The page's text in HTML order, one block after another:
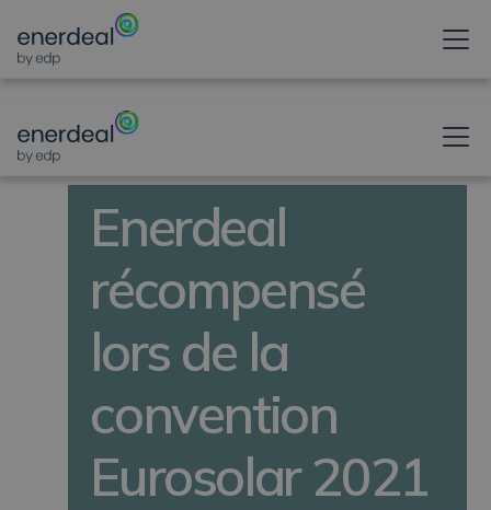
ARTICLE D'ACTUALITÉ
Enerdeal
récompensé
lors de la
convention
Eurosolar 2021